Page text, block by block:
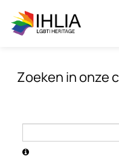
Zoeken in onze